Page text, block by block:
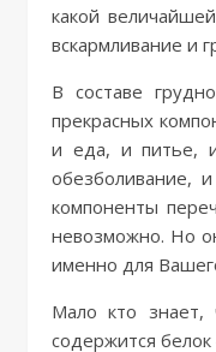
какой
вскармливание и
В составе
прекрасных
и еда, и питье,
обезболивание,
компоненты
невозможно. Но
именно для
Мало кто знает,
содержится